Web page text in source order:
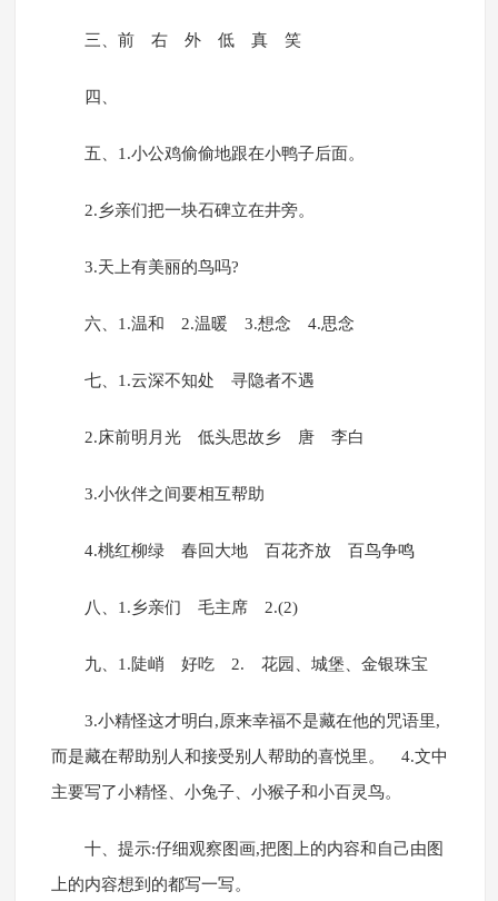
三、前 右 外 低 真 笑
四、
五、1.小公鸡偷偷地跟在小鸭子后面。
2.乡亲们把一块石碑立在井旁。
3.天上有美丽的鸟吗?
六、1.温和 2.温暖 3.想念 4.思念
七、1.云深不知处 寻隐者不遇
2.床前明月光 低头思故乡 唐 李白
3.小伙伴之间要相互帮助
4.桃红柳绿 春回大地 百花齐放 百鸟争鸣
八、1.乡亲们 毛主席 2.(2)
九、1.陡峭 好吃 2. 花园、城堡、金银珠宝
3.小精怪这才明白,原来幸福不是藏在他的咒语里,
而是藏在帮助别人和接受别人帮助的喜悦里。 4.文中
主要写了小精怪、小兔子、小猴子和小百灵鸟。
十、提示:仔细观察图画,把图上的内容和自己由图
上的内容想到的都写一写。